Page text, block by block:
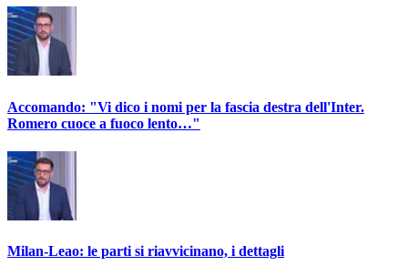
Accomando: "Vi dico i nomi per la fascia destra dell'Inter.
Romero cuoce a fuoco lento…"
Milan-Leao: le parti si riavvicinano, i dettagli